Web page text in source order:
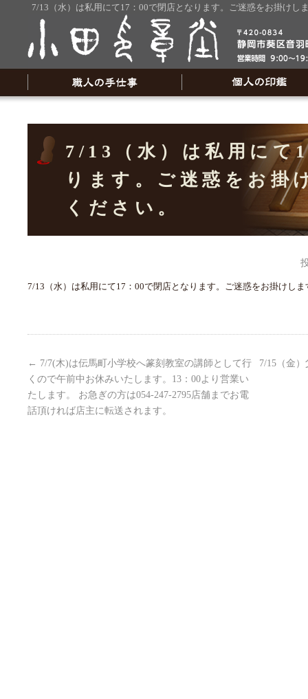
7/13（水）は私用にて17：00で閉店となります。ご迷惑をお掛け
7/13（水）は私用にて
ります。ご迷惑をお掛
ください。
7/13（水）は私用にて17：00で閉店となります。ご迷惑をお掛けし
← 7/7(木)は伝馬町小学校へ篆刻教室の講師として行
くので午前中お休みいたします。13：00より営業い
たします。 お急ぎの方は054-247-2795店舗までお電
話頂ければ店主に転送されます。
7/15（金